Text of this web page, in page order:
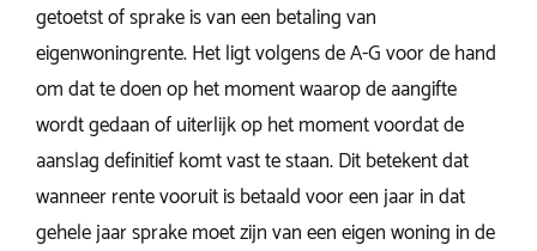
getoetst of sprake is van een betaling van
eigenwoningrente. Het ligt volgens de A-G voor de hand
om dat te doen op het moment waarop de aangifte
wordt gedaan of uiterlijk op het moment voordat de
aanslag definitief komt vast te staan. Dit betekent dat
wanneer rente vooruit is betaald voor een jaar in dat
gehele jaar sprake moet zijn van een eigen woning in de